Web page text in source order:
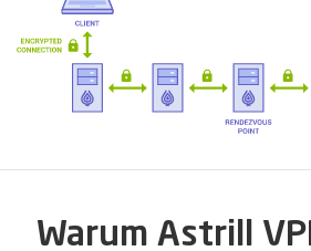
Warum Astrill